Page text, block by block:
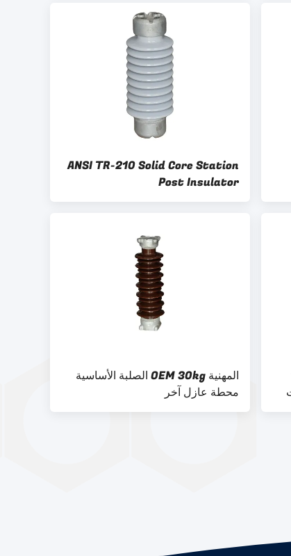
ANSI TR-210 Solid Core Station
Post Insulator
المهنية OEM 30kg الصلبة الأساسية
محطة عازل آخر